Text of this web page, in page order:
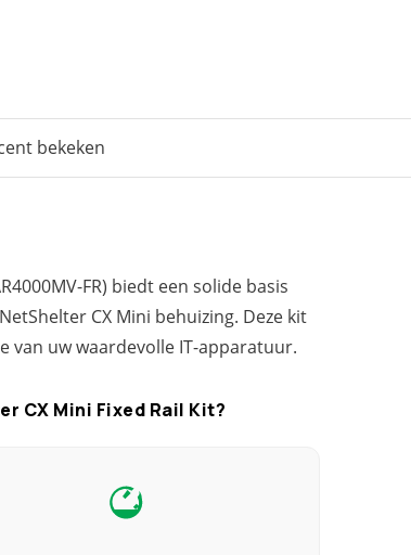
bekeken
FR) biedt een solide basis
CX Mini behuizing. Deze kit
van uw waardevolle IT-apparatuur.
CX Mini Fixed Rail Kit?